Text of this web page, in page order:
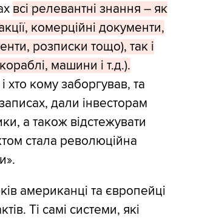
всі релевантні знання – як
комерційні документи,
розписки тощо), так і
машини і т.д.).
хто кому заборгував, та
дали інвесторам
а також відстежувати
стала революційна
американці та європейці
Ті самі системи, які